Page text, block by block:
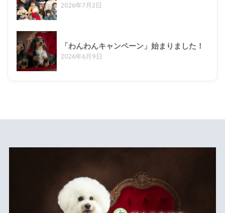
2026年7月2日
「わんわんキャンペーン」始まりました！
2026年6月9日